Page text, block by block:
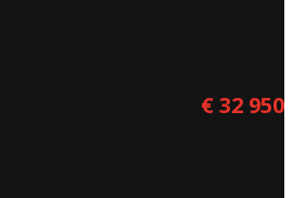
€ 32 950